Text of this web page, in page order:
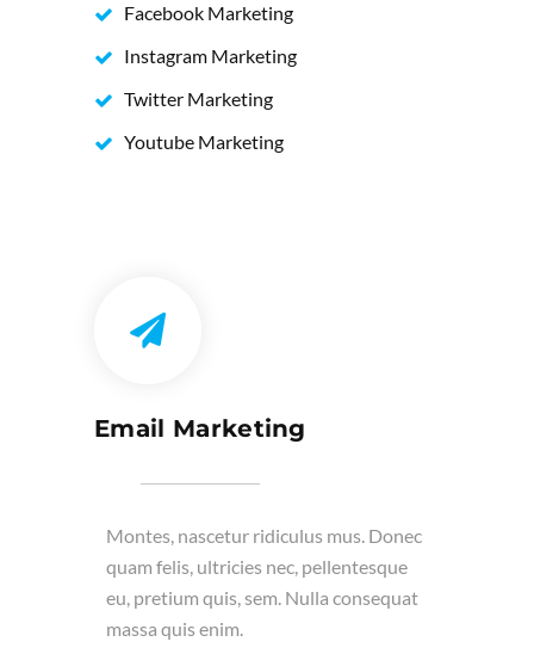
Facebook Marketing
Instagram Marketing
Twitter Marketing
Youtube Marketing
Email Marketing
Montes, nascetur ridiculus mus. Donec
quam felis, ultricies nec, pellentesque
eu, pretium quis, sem. Nulla consequat
massa quis enim.